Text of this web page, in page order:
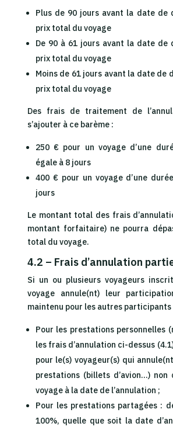
Plus de 90 jours avant la date de
prix total du voyage
De 90 à 61 jours avant la date de
prix total du voyage
Moins de 61 jours avant la date de
prix total du voyage
Des frais de traitement de
s’ajouter à ce barème :
250 € pour un voyage d’une
égale à 8 jours
400 € pour un voyage d’une
jours
Le montant total des frais
montant forfaitaire) ne pourra
total du voyage.
4.2 – Frais d’annulation
Si un ou plusieurs voyageurs
voyage annule(nt) leur
maintenu pour les autres participants
Pour les prestations personnelles
les frais d’annulation ci-dessus
pour le(s) voyageur(s) qui
prestations (billets d’avion…) non
voyage à la date de l’annulation ;
Pour les prestations partagées :
100%, quelle que soit la date